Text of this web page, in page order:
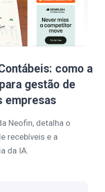
como a
gestão de
empresas
Neofin, detalha o
recebíveis e a
da IA.